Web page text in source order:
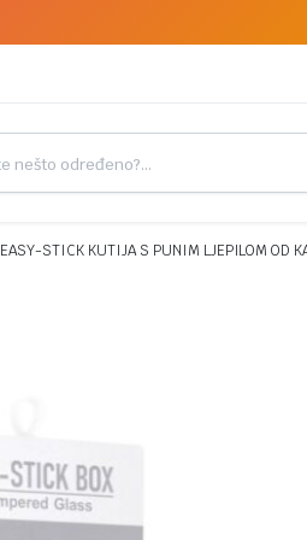
EASY-STICK KUTIJA S PUNIM LJEPILOM OD